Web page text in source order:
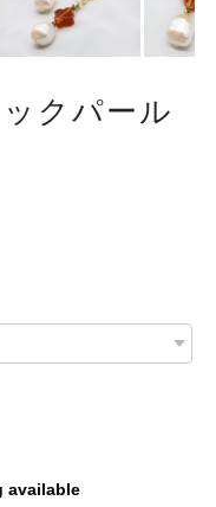
クパール
available